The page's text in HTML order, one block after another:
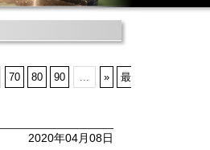
70 80 90 ... »
最
2020年04月08日